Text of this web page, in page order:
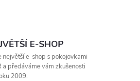
E-SHOP
největší e-shop s pokojovkami
a předáváme vám zkušenosti
2009.